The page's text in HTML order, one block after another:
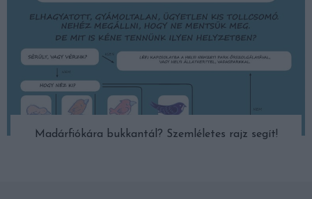
Madárfiókára bukkantál? Szemléletes rajz segít!